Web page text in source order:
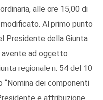
alle ore 15,00 di
Al primo punto
Presidente della Giunta
avente ad oggetto
regionale n. 54 del 10
dei componenti
e attribuzione